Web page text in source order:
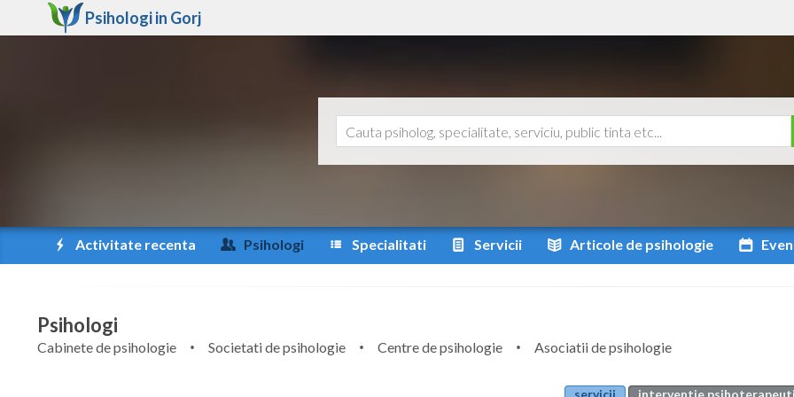
Psihologi in Gorj
Activitate recenta Psihologi Specialitati Servicii Articole de psihologie
Psihologi
Cabinete de psihologie Societati de psihologie Centre de psihologie
Asociatii de psihologie
servicii
interventie